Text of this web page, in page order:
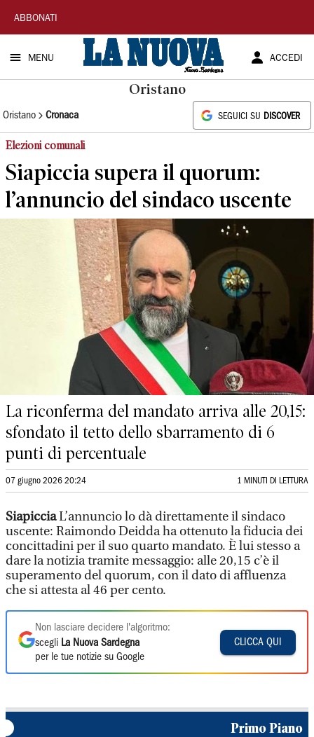
La
Nuova
Sardegna
ABBONATI
MENU ACCEDI
Oristano
Oristano Cronaca SEGUICI SU DISCOVER
Elezioni comunali
Siapiccia supera il quorum:
l’annuncio del sindaco uscente
La riconferma del mandato arriva alle 20,15:
sfondato il tetto dello sbarramento di 6
punti di percentuale
07 giugno 2026 20:24 1 MINUTI DI LETTURA
SiapicciaL’annuncio lo dà direttamente il sindaco
uscente: Raimondo Deidda ha ottenuto la fiducia dei
concittadini per il suo quarto mandato. È lui stesso a
dare la notizia tramite messaggio: alle 20,15 c’è il
superamento del quorum, con il dato di affluenza
che si attesta al 46 per cento.
Non lasciare decidere l'algoritmo:
scegli La Nuova Sardegna
per le tue notizie su Google
CLICCA QUI
Primo Piano